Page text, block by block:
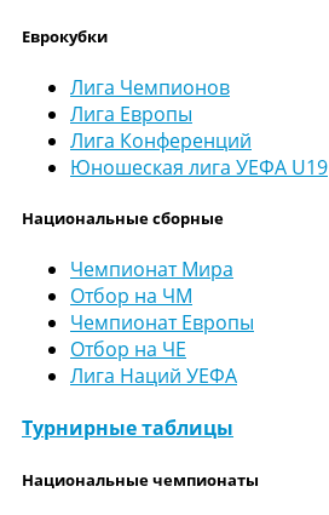
Еврокубки
Лига Чемпионов
Лига Европы
Лига Конференций
Юношеская лига УЕФА U19
Национальные сборные
Чемпионат Мира
Отбор на ЧМ
Чемпионат Европы
Отбор на ЧЕ
Лига Наций УЕФА
Турнирные таблицы
Национальные чемпионаты